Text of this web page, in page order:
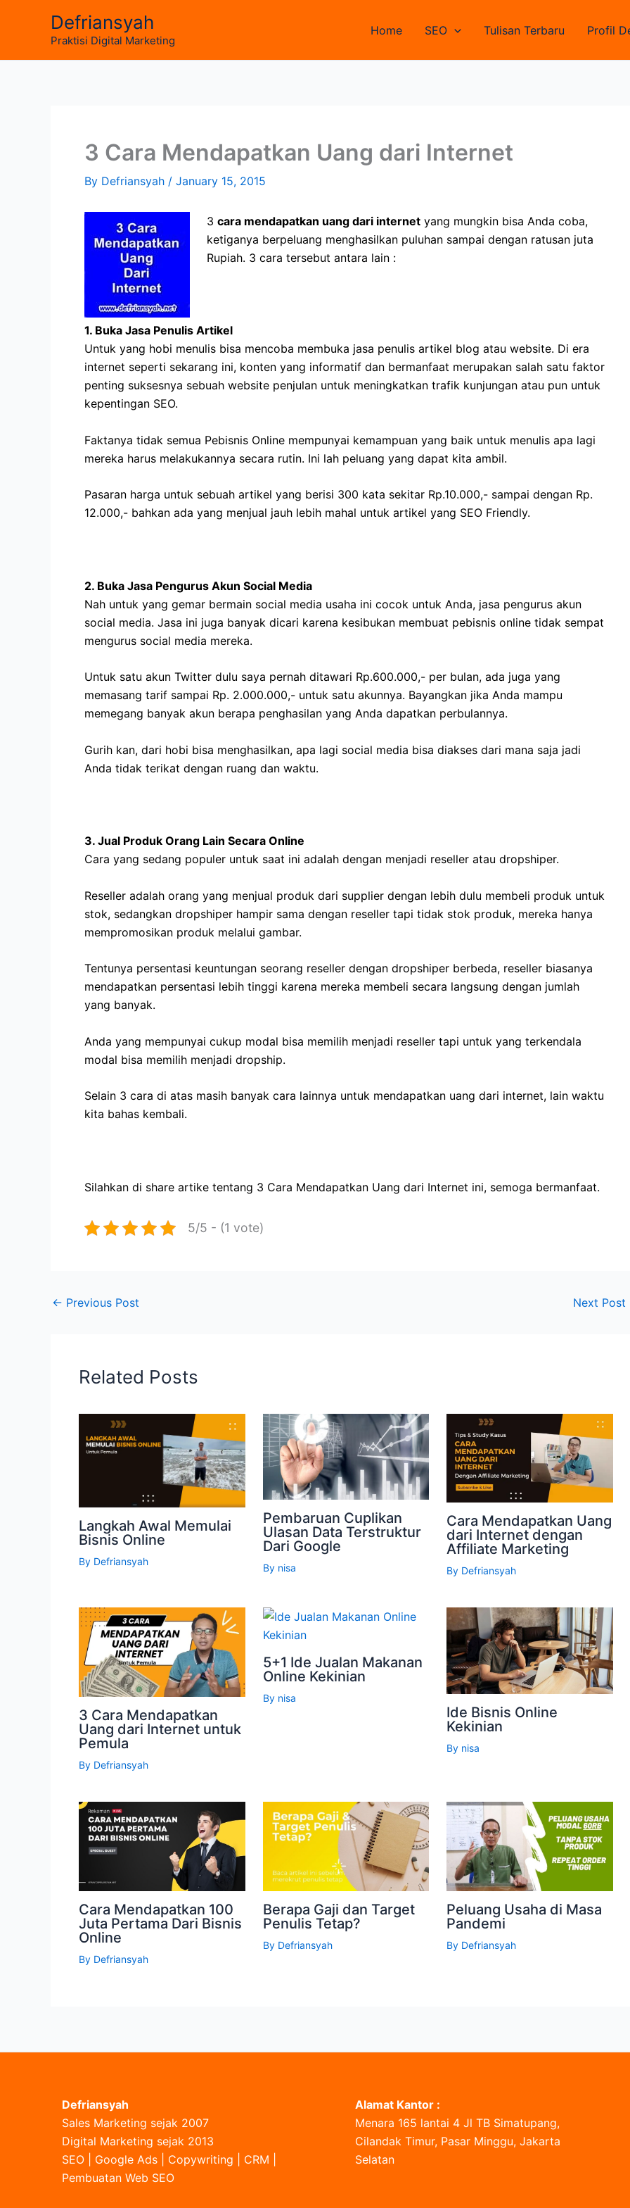
Defriansyah
Praktisi Digital Marketing
Home SEO Tulisan Terbaru Profil
3 Cara Mendapatkan Uang dari Internet
By Defriansyah / January 15, 2015
3 cara mendapatkan uang dari internet yang mungkin bisa Anda coba,
ketiganya berpeluang menghasilkan puluhan sampai dengan ratusan juta
Rupiah. 3 cara tersebut antara lain :
1. Buka Jasa Penulis Artikel
Untuk yang hobi menulis bisa mencoba membuka jasa penulis artikel blog atau website. Di era
internet seperti sekarang ini, konten yang informatif dan bermanfaat merupakan salah satu faktor
penting suksesnya sebuah website penjulan untuk meningkatkan trafik kunjungan atau pun untuk
kepentingan SEO.
Faktanya tidak semua Pebisnis Online mempunyai kemampuan yang baik untuk menulis apa lagi
mereka harus melakukannya secara rutin. Ini lah peluang yang dapat kita ambil.
Pasaran harga untuk sebuah artikel yang berisi 300 kata sekitar Rp.10.000,- sampai dengan Rp.
12.000,- bahkan ada yang menjual jauh lebih mahal untuk artikel yang SEO Friendly.
2. Buka Jasa Pengurus Akun Social Media
Nah untuk yang gemar bermain social media usaha ini cocok untuk Anda, jasa pengurus akun
social media. Jasa ini juga banyak dicari karena kesibukan membuat pebisnis online tidak sempat
mengurus social media mereka.
Untuk satu akun Twitter dulu saya pernah ditawari Rp.600.000,- per bulan, ada juga yang
memasang tarif sampai Rp. 2.000.000,- untuk satu akunnya. Bayangkan jika Anda mampu
memegang banyak akun berapa penghasilan yang Anda dapatkan perbulannya.
Gurih kan, dari hobi bisa menghasilkan, apa lagi social media bisa diakses dari mana saja jadi
Anda tidak terikat dengan ruang dan waktu.
3. Jual Produk Orang Lain Secara Online
Cara yang sedang populer untuk saat ini adalah dengan menjadi reseller atau dropshiper.
Reseller adalah orang yang menjual produk dari supplier dengan lebih dulu membeli produk untuk
stok, sedangkan dropshiper hampir sama dengan reseller tapi tidak stok produk, mereka hanya
mempromosikan produk melalui gambar.
Tentunya persentasi keuntungan seorang reseller dengan dropshiper berbeda, reseller biasanya
mendapatkan persentasi lebih tinggi karena mereka membeli secara langsung dengan jumlah
yang banyak.
Anda yang mempunyai cukup modal bisa memilih menjadi reseller tapi untuk yang terkendala
modal bisa memilih menjadi dropship.
Selain 3 cara di atas masih banyak cara lainnya untuk mendapatkan uang dari internet, lain waktu
kita bahas kembali.
Silahkan di share artike tentang 3 Cara Mendapatkan Uang dari Internet ini, semoga bermanfaat.
5/5 - (1 vote)
← Previous Post Next Post
Related Posts
Langkah Awal Memulai
Bisnis Online
By Defriansyah
Pembaruan Cuplikan
Ulasan Data Terstruktur
Dari Google
By nisa
Cara Mendapatkan Uang
dari Internet dengan
Affiliate Marketing
By Defriansyah
3 Cara Mendapatkan
Uang dari Internet untuk
Pemula
By Defriansyah
5+1 Ide Jualan Makanan
Online Kekinian
By nisa
Ide Bisnis Online
Kekinian
By nisa
Cara Mendapatkan 100
Juta Pertama Dari Bisnis
Online
By Defriansyah
Berapa Gaji dan Target
Penulis Tetap?
By Defriansyah
Peluang Usaha di Masa
Pandemi
By Defriansyah
Defriansyah
Sales Marketing sejak 2007
Digital Marketing sejak 2013
SEO | Google Ads | Copywriting | CRM |
Pembuatan Web SEO
Alamat Kantor :
Menara 165 lantai 4 Jl TB Simatupang,
Cilandak Timur, Pasar Minggu, Jakarta
Selatan